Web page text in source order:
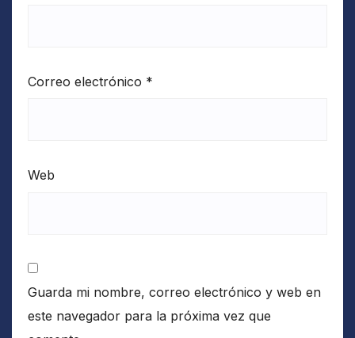
Correo electrónico *
Web
Guarda mi nombre, correo electrónico y web en
este navegador para la próxima vez que